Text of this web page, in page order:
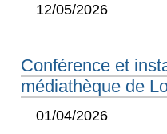
12/05/2026
Conférence et
médiathèque de
01/04/2026